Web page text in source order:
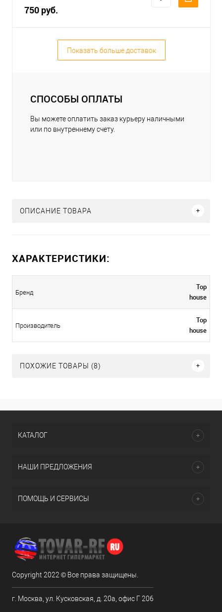
750 руб.
Показать больше доставок
СПОСОБЫ ОПЛАТЫ
Вы можете оплатить заказ курьеру наличными
или по внутреннему счету.
ОПИСАНИЕ ТОВАРА
ХАРАКТЕРИСТИКИ:
Бренд
Top
house
Производитель
Top
house
ПОХОЖИЕ ТОВАРЫ (8)
КАТАЛОГ
НАШИ ПРЕДЛОЖЕНИЯ
ПОМОЩЬ И СЕРВИСЫ
Copyright 2022 © Все права защищены.
г. Москва, ул. Кусковская, д. 20а, офис Г 206